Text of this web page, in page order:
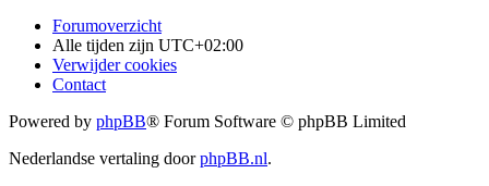
Forumoverzicht
Alle tijden zijn UTC+02:00
Verwijder cookies
Contact
Powered by phpBB® Forum Software © phpBB Limited
Nederlandse vertaling doorphpBB.nl.